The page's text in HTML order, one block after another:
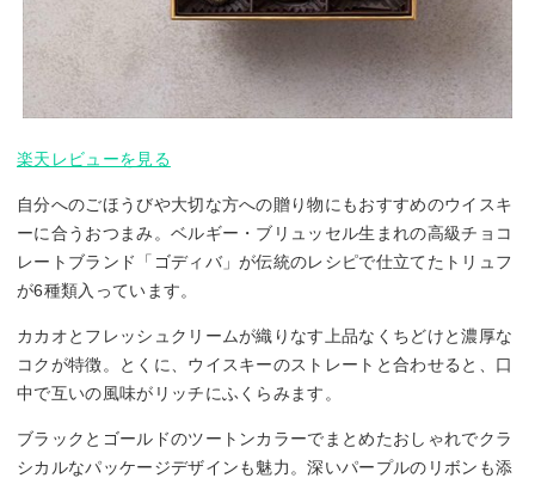
楽天レビューを見る
自分へのごほうびや大切な方への贈り物にもおすすめのウイスキ
ーに合うおつまみ。ベルギー・ブリュッセル生まれの高級チョコ
レートブランド「ゴディバ」が伝統のレシピで仕立てたトリュフ
が6種類入っています。
カカオとフレッシュクリームが織りなす上品なくちどけと濃厚な
コクが特徴。とくに、ウイスキーのストレートと合わせると、口
中で互いの風味がリッチにふくらみます。
ブラックとゴールドのツートンカラーでまとめたおしゃれでクラ
シカルなパッケージデザインも魅力。深いパープルのリボンも添